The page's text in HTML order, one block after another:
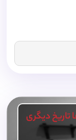
دیگری